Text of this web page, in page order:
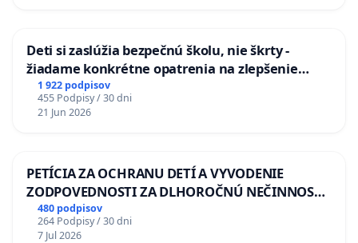
Deti si zaslúžia bezpečnú školu, nie škrty -
žiadame konkrétne opatrenia na zlepšenie
situácie v školstve
1 922 podpisov
455 Podpisy / 30 dni
21 Jun 2026
PETÍCIA ZA OCHRANU DETÍ A VYVODENIE
ZODPOVEDNOSTI ZA DLHOROČNÚ NEČINNOSŤ
A ZLYHANIE ŠTÁTU
480 podpisov
264 Podpisy / 30 dni
7 Jul 2026